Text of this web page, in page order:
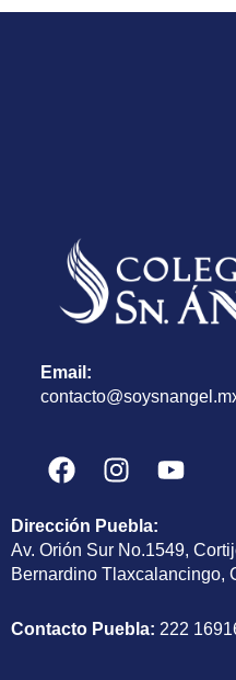
Email:
F
a
c
e
b
o
I
n
s
t
a
r
Y
o
t
u
e
Dirección Puebla:
Av. Orión Sur No.1549,
Bernardino Tlaxcalancingo,
Contacto Puebla: 222